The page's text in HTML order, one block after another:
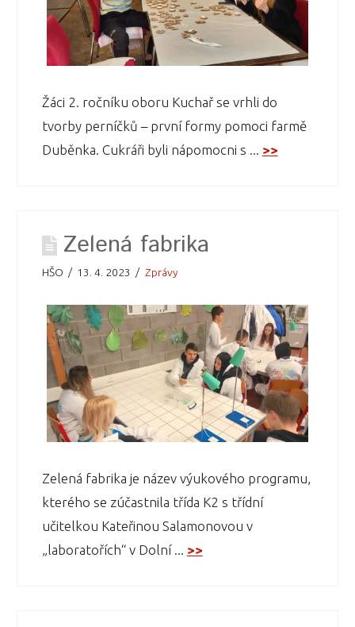
Žáci 2. ročníku oboru Kuchař se vrhli do
tvorby perníčků – první formy pomoci farmě
Duběnka. Cukráři byli nápomocni s ... >>
Zelená fabrika
HŠO 13. 4. 2023 Zprávy
Zelená fabrika je název výukového programu,
kterého se zúčastnila třída K2 s třídní
učitelkou Kateřinou Salamonovou v
„laboratořích“ v Dolní ... >>